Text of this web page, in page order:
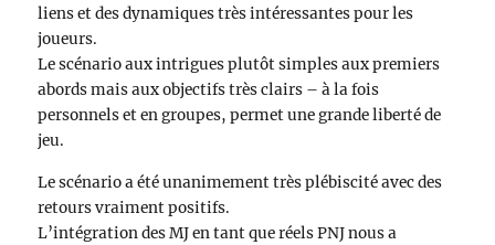
liens et des dynamiques très intéressantes pour les
joueurs.
Le scénario aux intrigues plutôt simples aux premiers
abords mais aux objectifs très clairs – à la fois
personnels et en groupes, permet une grande liberté de
jeu.
Le scénario a été unanimement très plébiscité avec des
retours vraiment positifs.
L’intégration des MJ en tant que réels PNJ nous a